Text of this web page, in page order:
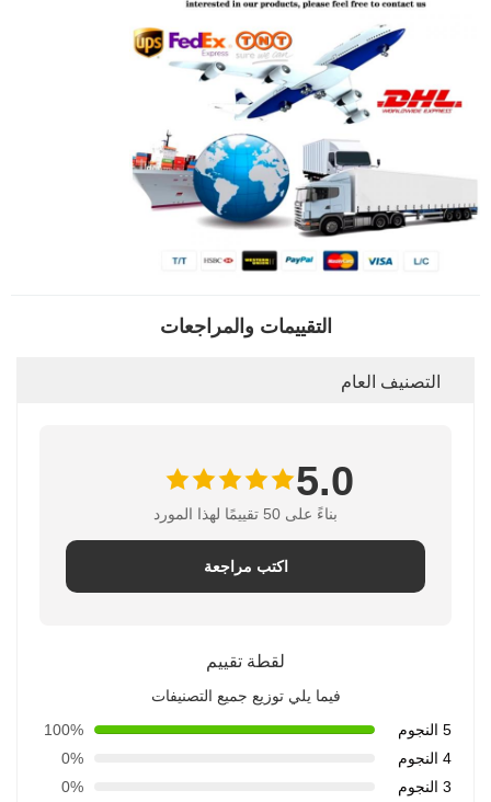
التقييمات والمراجعات
التصنيف العام
5.0
بناءً على 50 تقييمًا لهذا المورد
اكتب مراجعة
لقطة تقييم
فيما يلي توزيع جميع التصنيفات
5 النجوم
100%
4 النجوم
0%
3 النجوم
0%